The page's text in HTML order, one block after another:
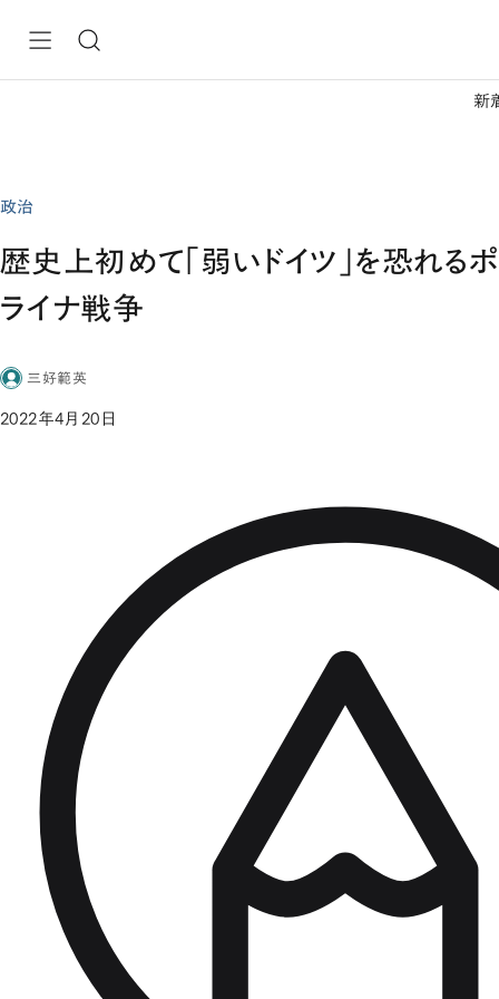
新
政治
歴史上初めて「弱いドイツ」を恐れる
ライナ戦争
三好範英
2022年4月20日